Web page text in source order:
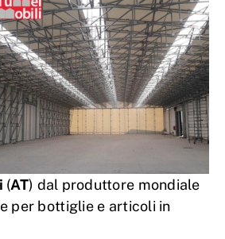
(AT) dal produttore mondiale
per bottiglie e articoli in